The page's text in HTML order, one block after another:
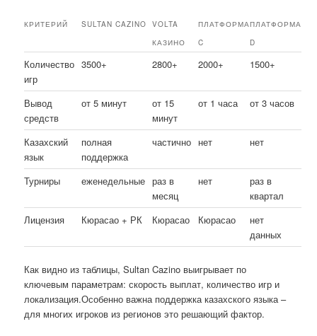
КРИТЕРИЙ SULTAN CAZINO
VOLTA
КАЗИНО
ПЛАТФОРМА
C
ПЛАТФОРМА
D
Количество
игр
3500+ 2800+ 2000+ 1500+
Вывод
средств
от 5 минут
от 15
минут
от 1 часа от 3 часов
Казахский
язык
полная
поддержка
частично нет нет
Турниры еженедельные раз в
месяц
нет
раз в
квартал
Лицензия
Кюрасао + РК Кюрасао Кюрасао
нет
данных
Как видно из таблицы, Sultan Cazino выигрывает по
ключевым параметрам: скорость выплат, количество игр и
локализация.Особенно важна поддержка казахского языка –
для многих игроков из регионов это решающий фактор.